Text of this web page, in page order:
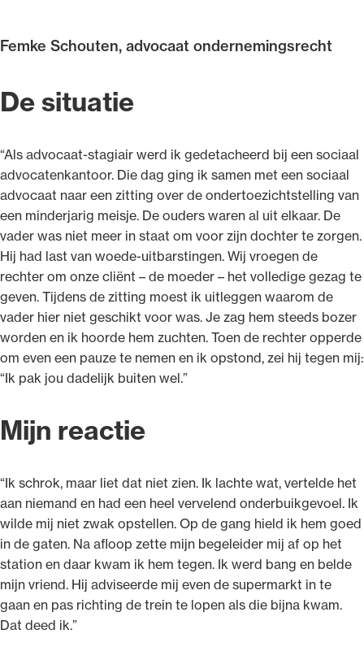
Femke Schouten, advocaat ondernemingsrecht
De situatie
“Als advocaat-stagiair werd ik gedetacheerd bij een sociaal
advocatenkantoor. Die dag ging ik samen met een sociaal
advocaat naar een zitting over de ondertoezichtstelling van
een minderjarig meisje. De ouders waren al uit elkaar. De
vader was niet meer in staat om voor zijn dochter te zorgen.
Hij had last van woede-uitbarstingen. Wij vroegen de
rechter om onze cliënt –⁠ de moeder ⁠– het volledige gezag te
geven. Tijdens de zitting moest ik uitleggen waarom de
vader hier niet geschikt voor was. Je zag hem steeds bozer
worden en ik hoorde hem zuchten. Toen de rechter opperde
om even een pauze te nemen en ik opstond, zei hij tegen mij:
“Ik pak jou dadelijk buiten wel.”
Mijn reactie
“Ik schrok, maar liet dat niet zien. Ik lachte wat, vertelde het
aan niemand en had een heel vervelend onderbuikgevoel. Ik
wilde mij niet zwak opstellen. Op de gang hield ik hem goed
in de gaten. Na afloop zette mijn begeleider mij af op het
station en daar kwam ik hem tegen. Ik werd bang en belde
mijn vriend. Hij adviseerde mij even de supermarkt in te
gaan en pas richting de trein te lopen als die bijna kwam.
Dat deed ik.”
Alle wet- en regelgeving voor de advocatuur.
Van de Advocatenwet tot de Verordening op
de advocatuur (Voda) en de Regeling op de
advocatuur (Roda).
beroepsuitoefening: van de advocatenpas tot
het rechtsgebiedenregister en
geheimhoudernummers.